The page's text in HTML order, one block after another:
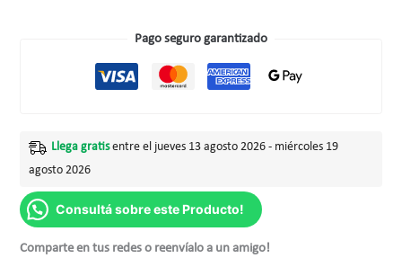
Pago seguro garantizado
Llega gratisentre el jueves 13 agosto 2026 - miércoles 19
agosto 2026
Consultá sobre este Producto!
Comparte en tus redes o reenvíalo a un amigo!